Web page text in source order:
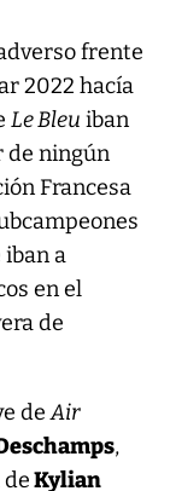
frente
2022 hacía
Le Bleu iban
de ningún
Francesa
a
en el
de
deAir
,
Kylian